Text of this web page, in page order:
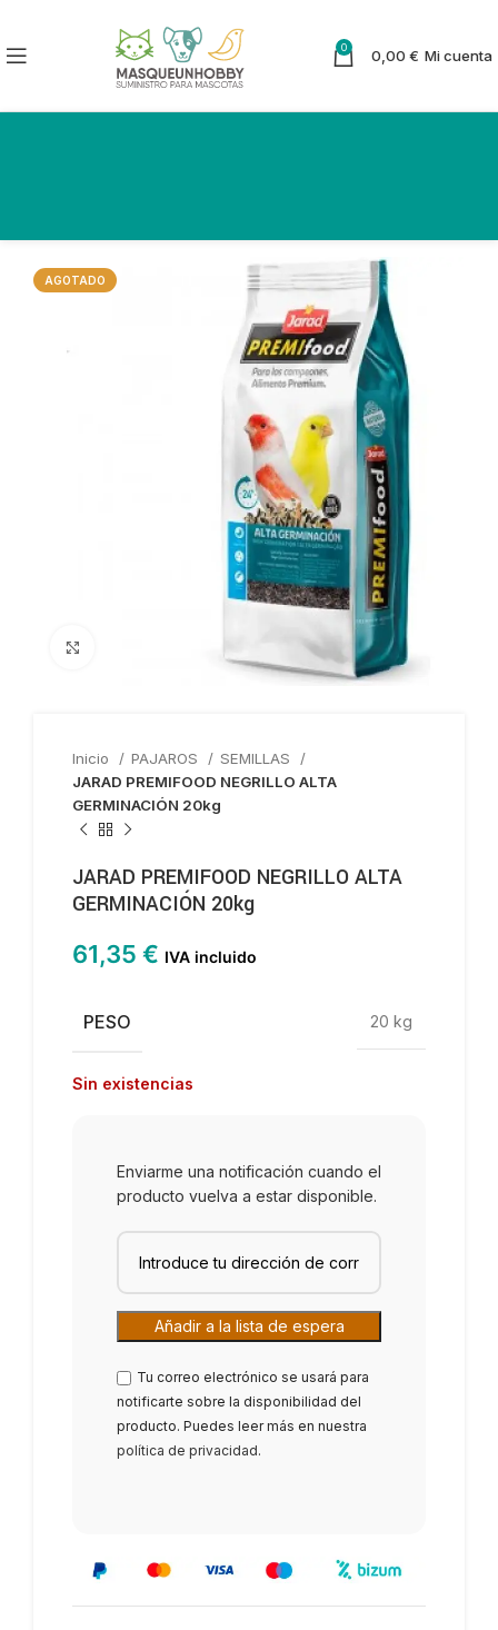
0 0,00 € Mi cuenta
AGOTADO
Inicio PAJAROS
SEMILLAS
JARAD PREMIFOOD NEGRILLO ALTA
GERMINACIÓN 20kg
JARAD PREMIFOOD NEGRILLO ALTA
GERMINACIÓN 20kg
61,35 € IVA incluido
PESO 20 kg
Sin existencias
Enviarme una notificación cuando el
producto vuelva a estar disponible.
Tu correo electrónico se usará para
notificarte sobre la disponibilidad del
producto. Puedes leer más en nuestra
política de privacidad.